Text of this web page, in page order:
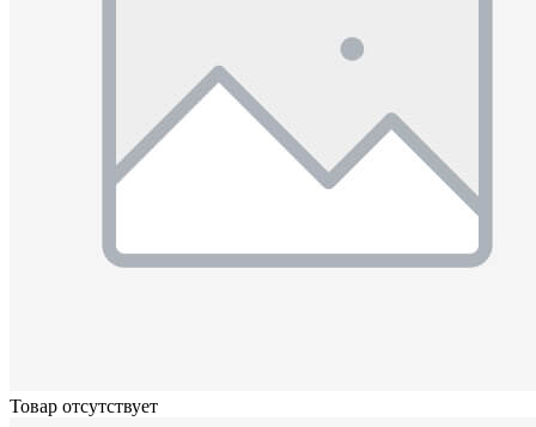
Товар отсутствует